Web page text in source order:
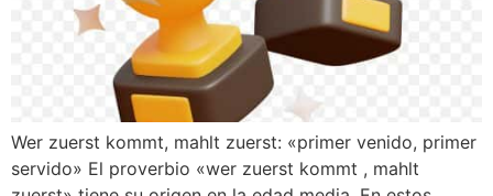
Wer zuerst kommt, mahlt zuerst: «primer venido, primer
servido» El proverbio «wer zuerst kommt , mahlt